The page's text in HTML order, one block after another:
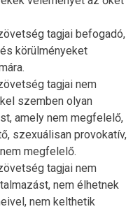
tagjai befogadó,
körülményeket
tagjai nem
szemben olyan
amely nem megfelelő,
szexuálisan provokatív,
megfelelő.
tagjai nem
nem élhetnek
nem kelthetik